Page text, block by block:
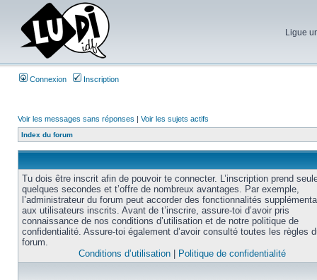
Ligue
Connexion Inscription
Voir les messages sans réponses | Voir les sujets actifs
Index du forum
Tu dois être inscrit afin de pouvoir te connecter. L’inscription prend
quelques secondes et t’offre de nombreux avantages. Par exemple,
l’administrateur du forum peut accorder des fonctionnalités
aux utilisateurs inscrits. Avant de t’inscrire, assure-toi d’avoir pris
connaissance de nos conditions d’utilisation et de notre politique de
confidentialité. Assure-toi également d’avoir consulté toutes les règles
forum.
Conditions d’utilisation
Politique de confidentialité